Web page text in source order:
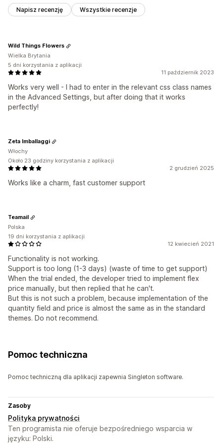
Napisz recenzję Wszystkie recenzje
11 październik 2023
Works very well - I had to enter in the relevant css class names
in the Advanced Settings, but after doing that it works
perfectly!
Wild Things Flowers
Wielka Brytania
5 dni korzystania z aplikacji
2 grudzień 2025
Works like a charm, fast customer support
Zeta Imballaggi
Włochy
Około 23 godziny korzystania z aplikacji
12 kwiecień 2021
Functionality is not working.
Support is too long (1-3 days) (waste of time to get support)
When the trial ended, the developer tried to implement flex
price manually, but then replied that he can't.
But this is not such a problem, because implementation of the
quantity field and price is almost the same as in the standard
themes. Do not recommend.
Teamail
Polska
19 dni korzystania z aplikacji
Pomoc techniczna
Pomoc techniczną dla aplikacji zapewnia Singleton software.
Zasoby
Polityka prywatności
Ten programista nie oferuje bezpośredniego wsparcia w
języku: Polski.